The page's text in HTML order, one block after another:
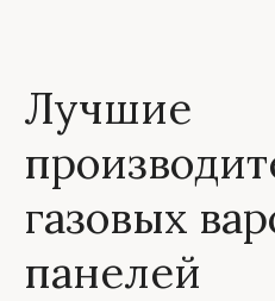
Лучшие
газовых
панелей